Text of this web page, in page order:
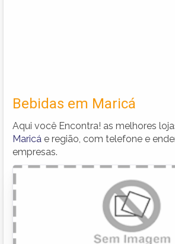
Bebidas em Maricá
Aqui você Encontra! as melhores
Maricá e região, com telefone e
empresas.